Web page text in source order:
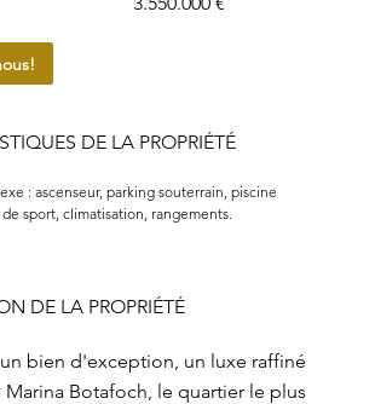
DE LA PROPRIÉTÉ
: ascenseur, parking souterrain, piscine
sport, climatisation, rangements.
DE LA PROPRIÉTÉ
bien d'exception, un luxe raffiné
Botafoch, le quartier le plus